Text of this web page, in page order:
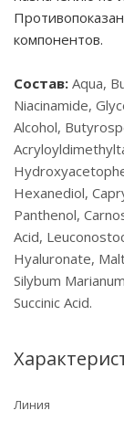
компонентов.
Состав: Aqua,
Niacinamide,
Alcohol,
Hexanediol,
Panthenol,
Acid,
Hyaluronate,
Silybum
Succinic Acid.
Линия